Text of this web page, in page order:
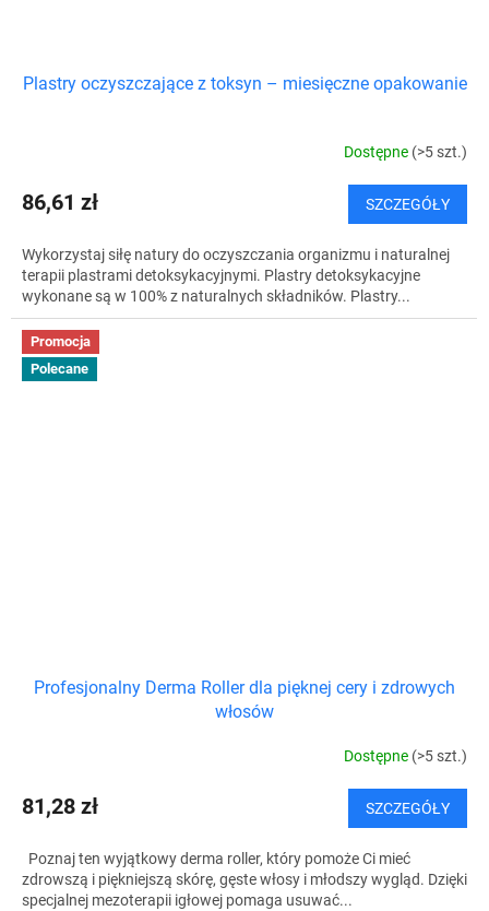
Plastry oczyszczające z toksyn – miesięczne opakowanie
Dostępne (>5 szt.)
86,61 zł SZCZEGÓŁY
Wykorzystaj siłę natury do oczyszczania organizmu i naturalnej
terapii plastrami detoksykacyjnymi. Plastry detoksykacyjne
wykonane są w 100% z naturalnych składników. Plastry...
Promocja
Polecane
Profesjonalny Derma Roller dla pięknej cery i zdrowych
włosów
Dostępne (>5 szt.)
81,28 zł SZCZEGÓŁY
Poznaj ten wyjątkowy derma roller, który pomoże Ci mieć
zdrowszą i piękniejszą skórę, gęste włosy i młodszy wygląd. Dzięki
specjalnej mezoterapii igłowej pomaga usuwać...